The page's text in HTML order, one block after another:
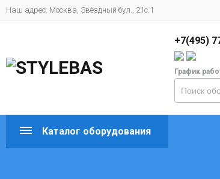
Наш адрес: Москва, Звёздный бул., 21с.1
+7(495)
График
Каталог оборудования